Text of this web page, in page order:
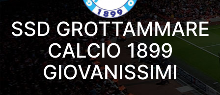
SSD GROTTAMMARE
CALCIO 1899
GIOVANISSIMI